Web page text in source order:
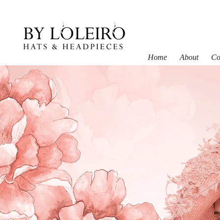
Home About